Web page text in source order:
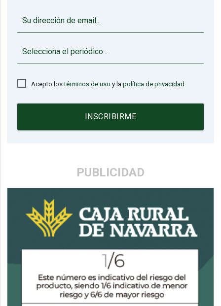
Acepto lostérminos de uso y lapolítica de privacidad
INSCRIBIRME
PUBLICIDAD